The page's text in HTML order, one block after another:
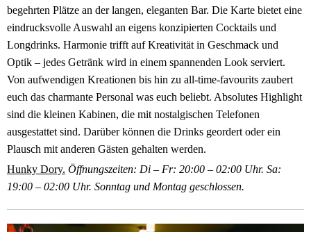
begehrten Plätze an der langen, eleganten Bar. Die Karte bietet eine
eindrucksvolle Auswahl an eigens konzipierten Cocktails und
Longdrinks. Harmonie trifft auf Kreativität in Geschmack und
Optik – jedes Getränk wird in einem spannenden Look serviert.
Von aufwendigen Kreationen bis hin zu all-time-favourits zaubert
euch das charmante Personal was euch beliebt. Absolutes Highlight
sind die kleinen Kabinen, die mit nostalgischen Telefonen
ausgestattet sind. Darüber können die Drinks geordert oder ein
Plausch mit anderen Gästen gehalten werden.
Hunky Dory. Öffnungszeiten: Di – Fr: 20:00 – 02:00 Uhr. Sa:
19:00 – 02:00 Uhr. Sonntag und Montag geschlossen.